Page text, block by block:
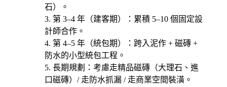
石）。
第 3–4 年（建客期）
：累積 5–10 個固定設
計師合作。
第 4–5 年（統包期）
：跨入泥作 + 磁磚 +
防水的小型統包工程。
長期規劃 ：考慮走精品磁磚（大理石、進
口磁磚）/ 走防水抓漏 / 走商業空間裝潢 。